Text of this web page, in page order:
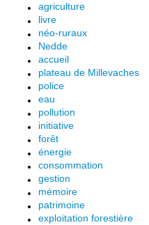
agriculture
livre
néo-ruraux
Nedde
accueil
plateau de Millevaches
police
eau
pollution
initiative
forêt
énergie
consommation
gestion
mémoire
patrimoine
exploitation forestière